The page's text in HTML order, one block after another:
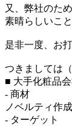
又、弊社のた
素晴らしいこ
是非一度、お
つきましては
■ 大手化粧品
- 商材
ノベルティ作
- ターゲット